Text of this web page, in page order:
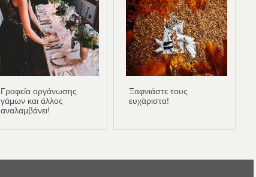
Γραφεία οργάνωσης
γάμων και άλλος
αναλαμβάνει!
Ξαφνιάστε τους
ευχάριστα!